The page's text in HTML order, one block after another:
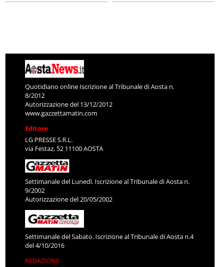
Quotidiano online Iscrizione al Tribunale di Aosta n.
8/2012
Autorizzazione del 13/12/2012
www.gazzettamatin.com
Editore
LG PRESSE S.R.L.
via Festaz, 52 11100 AOSTA
Settimanale del Lunedì. Iscrizione al Tribunale di Aosta n.
9/2002
Autorizzazione del 20/05/2002
Settimanale del Sabato. Iscrizione al Tribunale di Aosta n.4
del 4/10/2016
REDAZIONE